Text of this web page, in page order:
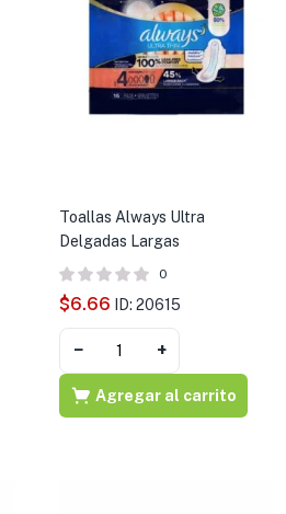
Toallas Always Ultra
Delgadas Largas
0
$6.66 ID: 20615
− +
Agregar al carrito